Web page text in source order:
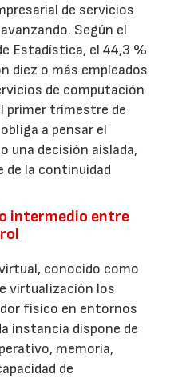
de servicios
Según el
Estadística, el 44,3 %
diez o más empleados
de computación
primer trimestre de
a pensar el
una decisión aislada,
de la continuidad
intermedio entre
conocido como
virtualización los
físico en entornos
instancia dispone de
memoria,
de